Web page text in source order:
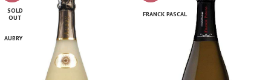
SOLD
OUT
AUBRY
FRANCK PASCAL